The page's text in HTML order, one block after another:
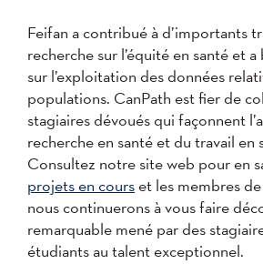
Feifan a contribué à d’importants
recherche sur l’équité en santé et
sur l’exploitation des données
populations. CanPath est fier de
stagiaires dévoués qui façonnent
recherche en santé et du travail en
Consultez notre site web pour en
projets en courset les membres
nous continuerons à vous faire
remarquable mené par des
étudiants au talent exceptionnel.